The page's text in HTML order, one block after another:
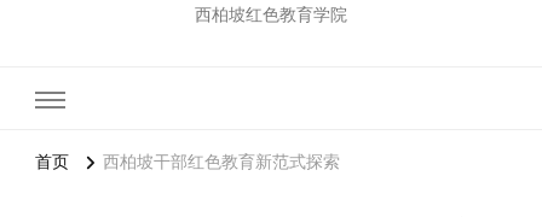
西柏坡红色教育学院
首页 西柏坡干部红色教育新范式探索